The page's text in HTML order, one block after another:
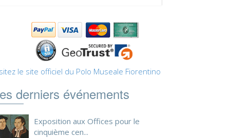
le site officiel du Polo Museale Fiorentino
derniers événements
Exposition aux Offices pour le
cinquième cen...